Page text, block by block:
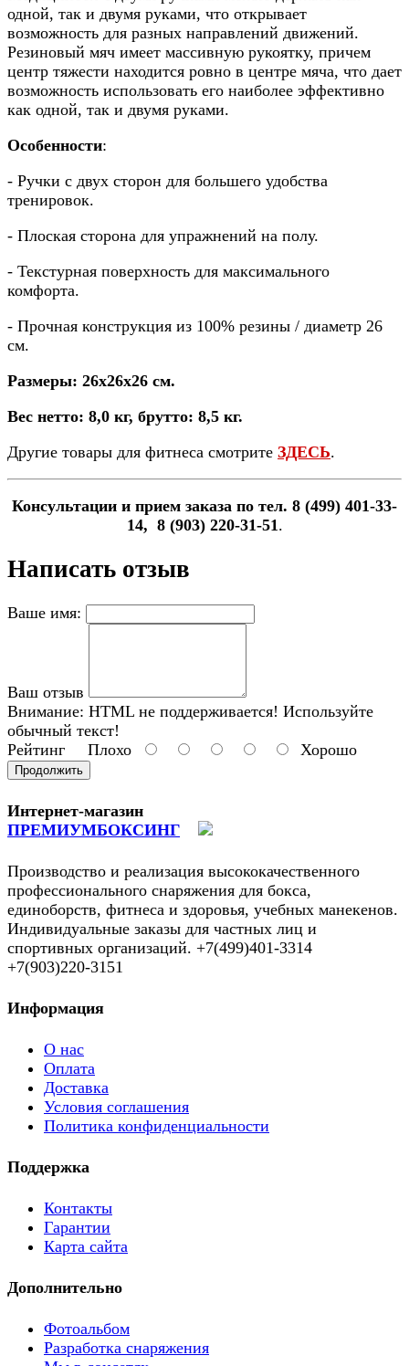
одной, так и двумя руками, что открывает
возможность для разных направлений движений.
Резиновый мяч имеет массивную рукоятку, причем
центр тяжести находится ровно в центре мяча, что дает
возможность использовать его наиболее эффективно
как одной, так и двумя руками.
Особенности:
- Ручки с двух сторон для большего удобства
тренировок.
- Плоская сторона для упражнений на полу.
- Текстурная поверхность для максимального
комфорта.
- Прочная конструкция из 100% резины / диаметр 26
см.
Размеры: 26x26x26 см.
Вес нетто: 8,0 кг, брутто: 8,5 кг.
Другие товары для фитнеса смотрите ЗДЕСЬ.
Консультации и прием заказа по тел. 8 (499) 401-33-
14, 8 (903) 220-31-51 .
Написать отзыв
Ваше имя:
Ваш отзыв
Внимание: HTML не поддерживается! Используйте
обычный текст!
Рейтинг Плохо Хорошо
Продолжить
Интернет-магазин
ПРЕМИУМБОКСИНГ
Производство и реализация высококачественного
профессионального снаряжения для бокса,
единоборств, фитнеса и здоровья, учебных манекенов.
Индивидуальные заказы для частных лиц и
спортивных организаций. +7(499)401-3314
+7(903)220-3151
Информация
О нас
Оплата
Доставка
Условия соглашения
Политика конфиденциальности
Поддержка
Контакты
Гарантии
Карта сайта
Дополнительно
Фотоальбом
Разработка снаряжения